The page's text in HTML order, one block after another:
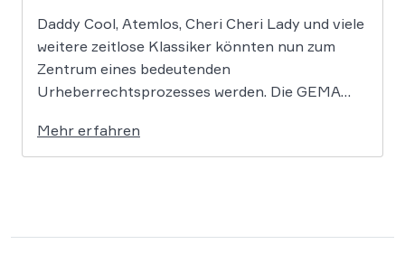
Daddy Cool, Atemlos, Cheri Cheri Lady und viele
weitere zeitlose Klassiker könnten nun zum
Zentrum eines bedeutenden
Urheberrechtsprozesses werden. Die GEMA
die Rechte ihrer Mitglieder verteidigen. Dem
Unternehmen hinter der populären KI-Musik-
Mehr erfahren